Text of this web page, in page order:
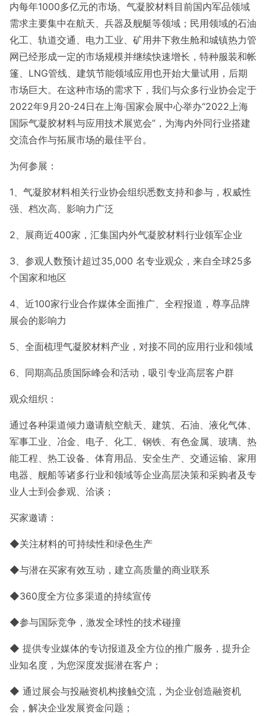
内每年1000多亿元的市场。气凝胶材料目前国内军品领域
需求主要集中在航天、兵器及舰艇等领域；民用领域的石油
化工、轨道交通、电力工业、矿用井下救生舱和城镇热力管
网已经形成一定的市场规模并继续快速增长，特种服装和帐
篷、LNG管线、建筑节能领域应用也开始大量试用，后期
市场巨大。在这种市场的需求下，我们与众多行业协会定于
2022年9月20-24日在上海·国家会展中心举办“2022上海
国际气凝胶材料与应用技术展览会”，为海内外同行业搭建
交流合作与拓展市场的最佳平台。
为何参展：
1、气凝胶材料相关行业协会组织悉数支持和参与，权威性
强、档次高、影响力广泛
2、展商近400家，汇集国内外气凝胶材料行业领军企业
3、参观人数预计超过35,000 名专业观众，来自全球25多
个国家和地区
4、近100家行业合作媒体全面推广、全程报道，尊享品牌
展会的影响力
5、全面梳理气凝胶材料产业，对接不同的应用行业和领域
6、同期高品质国际峰会和活动，吸引专业高层客户群
观众组织：
通过各种渠道倾力邀请航空航天、建筑、石油、液化气体、
军事工业、冶金、电子、化工、钢铁、有色金属、玻璃、热
能工程、热工设备、体育用品、安全生产、交通运输、家用
电器、舰船等诸多行业和领域等企业高层决策和采购者及专
业人士到会参观、洽谈；
买家邀请：
◆关注材料的可持续性和绿色生产
◆与潜在买家有效互动，建立高质量的商业联系
◆360度全方位多渠道的持续宣传
◆参与国际竞争，激发全球性的技术碰撞
◆ 提供专业媒体的专访报道及全方位的推广服务，提升企
业知名度，为您深度发掘潜在客户；
◆ 通过展会与投融资机构接触交流，为企业创造融资机
会，解决企业发展资金问题；